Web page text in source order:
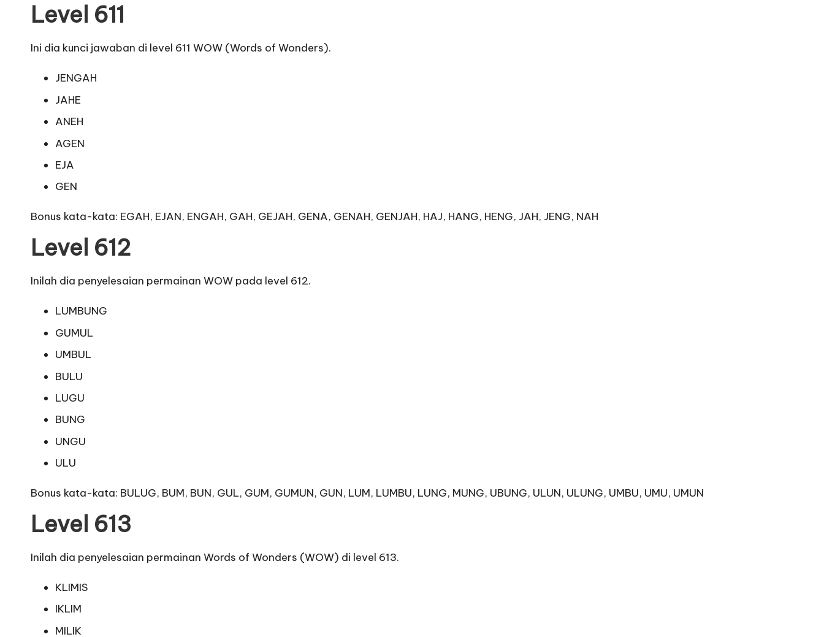
Level 611
Ini dia kunci jawaban di level 611 WOW (Words of Wonders).
JENGAH
JAHE
ANEH
AGEN
EJA
GEN
Bonus kata-kata: EGAH, EJAN, ENGAH, GAH, GEJAH, GENA, GENAH, GENJAH, HAJ, HANG, HENG, JAH, JENG, NAH
Level 612
Inilah dia penyelesaian permainan WOW pada level 612.
LUMBUNG
GUMUL
UMBUL
BULU
LUGU
BUNG
UNGU
ULU
Bonus kata-kata: BULUG, BUM, BUN, GUL, GUM, GUMUN, GUN, LUM, LUMBU, LUNG, MUNG, UBUNG, ULUN, ULUNG, UMBU, UMU, UMUN
Level 613
Inilah dia penyelesaian permainan Words of Wonders (WOW) di level 613.
KLIMIS
IKLIM
MILIK